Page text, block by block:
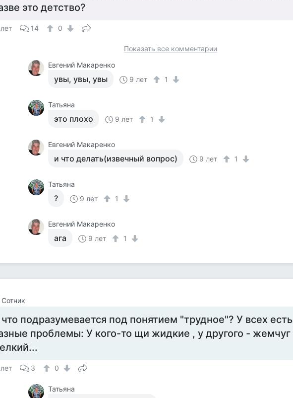
это детство?
14 0
Показать все комментарии
Евгений Макаренко
увы, увы, увы 9 лет 1
Татьяна
это плохо 9 лет 1
Евгений Макаренко
и что делать(извечный вопрос) 9 лет 1
Татьяна
? 9 лет 1
Евгений Макаренко
ага 9 лет 1
подразумевается под понятием "трудное"? У всех есть
проблемы: У кого-то щи жидкие , у другого - жемчуг
3 0
Татьяна